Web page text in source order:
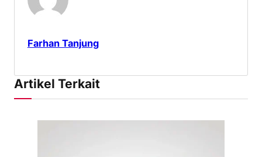
Farhan Tanjung
Artikel Terkait